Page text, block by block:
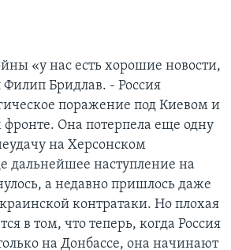
«у нас есть хорошие новости,
Филип Бридлав. - Россия
поражение под Киевом и
Она потерпела еще одну
на Херсонском
дальнейшее наступление на
а недавно пришлось даже
контратаки. Но плохая
в том, что теперь, когда Россия
на Донбассе, она начинают